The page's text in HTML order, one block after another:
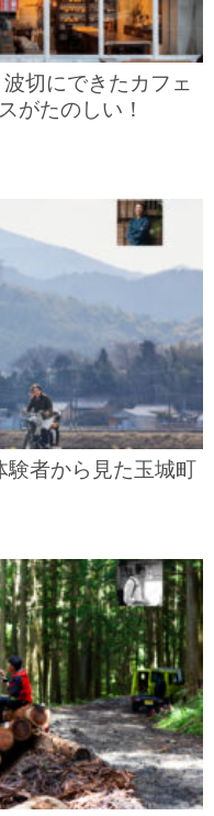
切にできたカフェ
がたのしい！
験者から見た玉城町